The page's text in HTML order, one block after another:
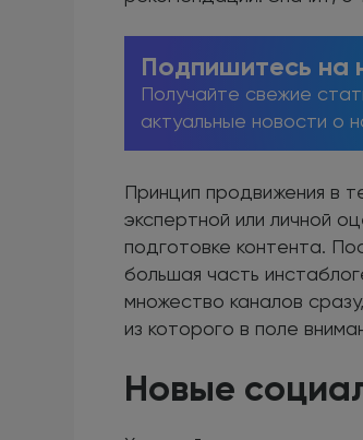
Подпишитесь на
Получайте свежие
актуальные новости о
Принцип продвижения в
экспертной или личной
подготовке контента.
большая часть
множество каналов
из которого в поле
Новые